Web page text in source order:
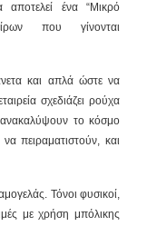
ένα “Μικρό
που γίνονται
και απλά ώστε να
σχεδιάζει ρούχα
το κόσμο
πειραματιστούν, και
Τόνοι φυσικοί,
με χρήση μπόλικης